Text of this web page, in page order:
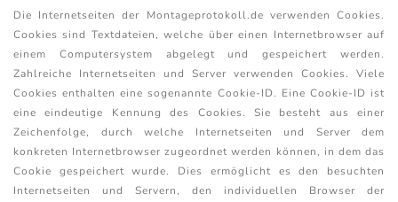
Die Internetseiten der Montageprotokoll.de verwenden Cookies.
Cookies sind Textdateien, welche über einen Internetbrowser auf
einem Computersystem abgelegt und gespeichert werden.
Zahlreiche Internetseiten und Server verwenden Cookies. Viele
Cookies enthalten eine sogenannte Cookie-ID. Eine Cookie-ID ist
eine eindeutige Kennung des Cookies. Sie besteht aus einer
Zeichenfolge, durch welche Internetseiten und Server dem
konkreten Internetbrowser zugeordnet werden können, in dem das
Cookie gespeichert wurde. Dies ermöglicht es den besuchten
Internetseiten und Servern, den individuellen Browser der